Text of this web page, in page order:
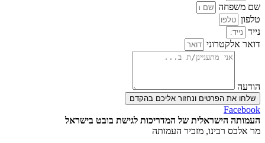
שם משפחה
טלפון
נייד
דואר אלקטרוני
הודעה
שלחו את הפרטים ונחזור אליכם בהקדם
Facebook
העמותה הישראלית של המדריכות לגישת בובט בישראל
מר אלכס רבינו, מזכיר העמותה